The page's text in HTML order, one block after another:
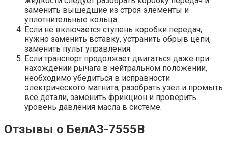
заменить вышедшие из строя элементы и
уплотнительные кольца.
Если не включается ступень коробки передач,
нужно заменить вставку, устранить обрыв цепи,
заменить пульт управления.
Если транспорт продолжает двигаться даже при
нахождении рычага в нейтральном положении,
необходимо убедиться в исправности
электрического магнита, разобрать узел и промыть
все детали, заменить фрикцион и проверить
уровень давления масла в системе.
Отзывы о БелАЗ-7555В